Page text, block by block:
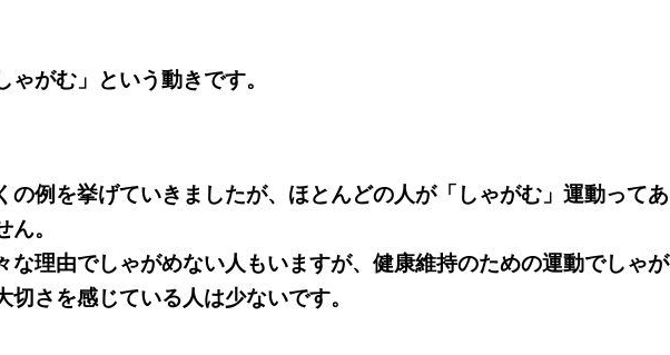
ゃがむ」という動きです。
の例を挙げていきましたが、 ほとんどの人が「しゃがむ」運動ってあ
ん。
な理由でしゃがめない人もいますが、健康維持のための運動でしゃが
切さを感じている人は少ないです。